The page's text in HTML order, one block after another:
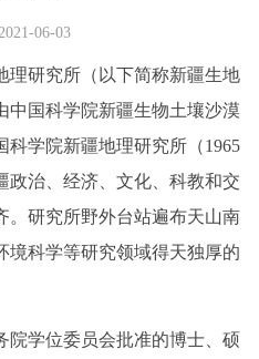
06-03
研究所（以下简称新疆生地
中国科学院新疆生物土壤沙漠
科学院新疆地理研究所（1965
政治、经济、文化、科教和交
研究所野外台站遍布天山南
境科学等研究领域得天独厚的
学位委员会批准的博士、硕